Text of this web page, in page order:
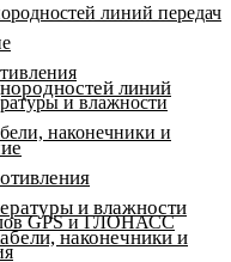
линий передач
и влажности
наконечники и
GPS и ГЛОНАСС
линий
и влажности
наконечники и